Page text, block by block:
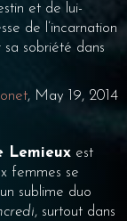
et de lui-
de l’incarnation
sobriété dans
, May 19, 2014
Lemieux est
femmes se
sublime duo
, surtout dans